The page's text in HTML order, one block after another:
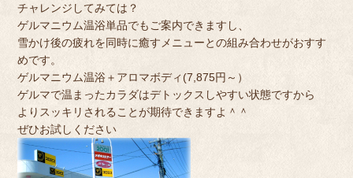
チャレンジしてみては？
ゲルマニウム温浴単品でもご案内できますし、
雪かけ後の疲れを同時に癒すメニューとの組み合わせがおすす
めです。
ゲルマニウム温浴＋アロマボディ(7,875円～）
ゲルマで温まったカラダはデトックスしやすい状態ですから
よりスッキリされることが期待できますよ＾＾
ぜひお試しください